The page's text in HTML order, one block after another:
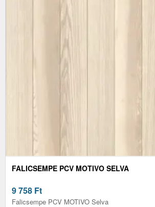
FALICSEMPE PCV MOTIVO SELVA
9 758 Ft
Falicsempe PCV MOTIVO Selva